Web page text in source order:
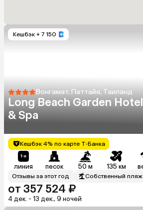
Кешбэк + 7 150
Вонгамат, Паттайя, Таиланд
Long Beach Garden Hotel
& Spa
Кешбэк 4% по карте Т-Банка
линия песок 50 м 135 км
Отзывы за этот год Собственный пляж
от 357 524 ₽
4 дек. - 13 дек., 9 ночей